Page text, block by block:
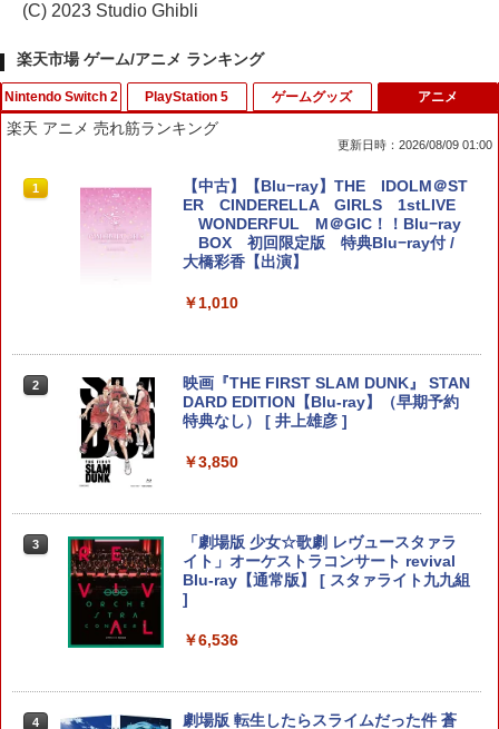
(C) 2023 Studio Ghibli
楽天市場 ゲーム/アニメ ランキング
Nintendo Switch 2
1
【10倍ポイント】Nintendo Switch 2 収
納 ケース スイッチ 2 収納バッグ 防塵 防
汚 耐衝撃 全面保護型 大容量 ゲームカー
ド 小物収納可 持ち運び便利
リップホルダー 2個セット スイッチ2 ジ
ョイコン コントローラー用 軽量 持ちや
すい 握りやすい 携帯便利
￥1,450
3
Nintendo Switch 2 Proコントローラー
用ポーチ ブラック
￥1,908
【Switch2】 POT-P-ABK2A
PlayStation 5
1
鬼エイム 指サック ゲーム スマホ ゲーミ
ング FPS 音ゲー 荒野行動 PUBG Apex
CoD 高感度 銀繊維 手汗対策 鬼サック 6
個入り
置き スタンド 転倒防止 地震対策 傷付き
防止 放熱改善 簡単取り付け Ps5 Slim/P
s5 Pro/Ps5 対応 プレイステーション5 P
【中古】龍が如く 維新！ 極ソフト:プレ
イステーション5ソフト／アクション・
ゲーム
￥2,010
4 【中古】PS5EDENS ZERO
ゲームグッズ アニメ
楽天 アニメ 売れ筋ランキング
更新日時：2026/08/09 01:00
1
【中古】【Blu−ray】THE IDOLM＠ST
ER CINDERELLA GIRLS 1stLIVE
WONDERFUL M＠GIC！！Blu−ray
BOX 初回限定版 特典Blu−ray付 /
大橋彩香【出演】
￥1,010
2
映画『THE FIRST SLAM DUNK』 STAN
DARD EDITION【Blu-ray】（早期予約
特典なし） [ 井上雄彦 ]
￥3,850
3
「劇場版 少女☆歌劇 レヴュースタァラ
イト」オーケストラコンサート revival
Blu-ray【通常版】 [ スタァライト九九組
]
￥6,536
4 劇場版 転生したらスライムだった件 蒼